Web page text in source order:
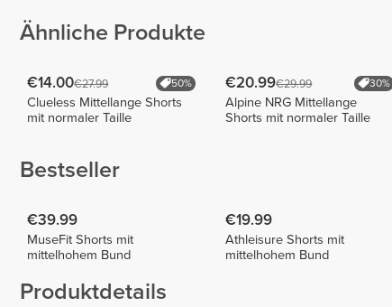
Ähnliche Produkte
€14.00€27.99 50%
Clueless Mittellange Shorts
mit normaler Taille
€20.99€29.99 30%
Alpine NRG Mittellange
Shorts mit normaler Taille
Bestseller
€39.99
MuseFit Shorts mit
mittelhohem Bund
€19.99
Athleisure Shorts mit
mittelhohem Bund
Produktdetails